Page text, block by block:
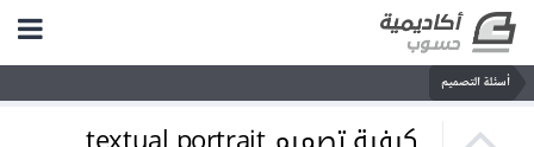
أسئلة التصميم